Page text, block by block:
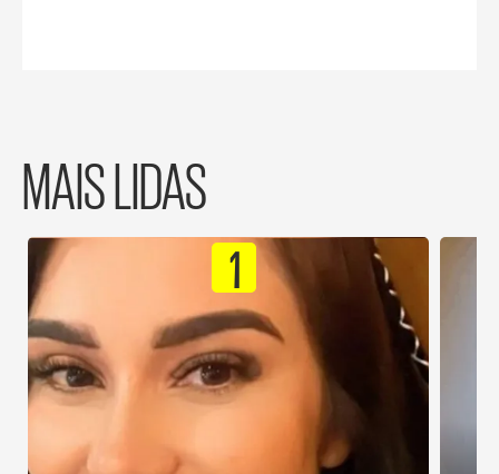
MAIS LIDAS
1